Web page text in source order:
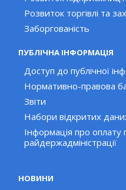
Розвиток торгівлі та
Заборгованість
ПУБЛІЧНА ІНФОРМАЦІЯ
Доступ до публічної
Нормативно-правова
Звіти
Набори відкритих
Інформація про оплату
райдержадміністрації
НОВИНИ